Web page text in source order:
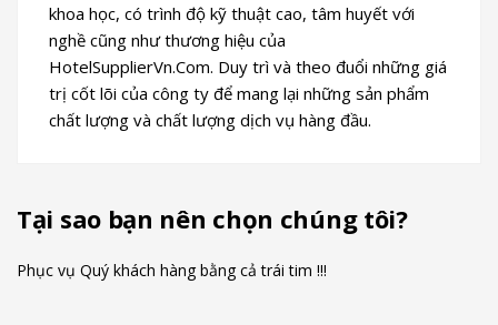
khoa học, có trình độ kỹ thuật cao, tâm huyết với
nghề cũng như thương hiệu của
HotelSupplierVn.Com. Duy trì và theo đuổi những giá
trị cốt lõi của công ty để mang lại những sản phẩm
chất lượng và chất lượng dịch vụ hàng đầu.
Tại sao bạn nên chọn chúng tôi?
Phục vụ Quý khách hàng bằng cả trái tim !!!